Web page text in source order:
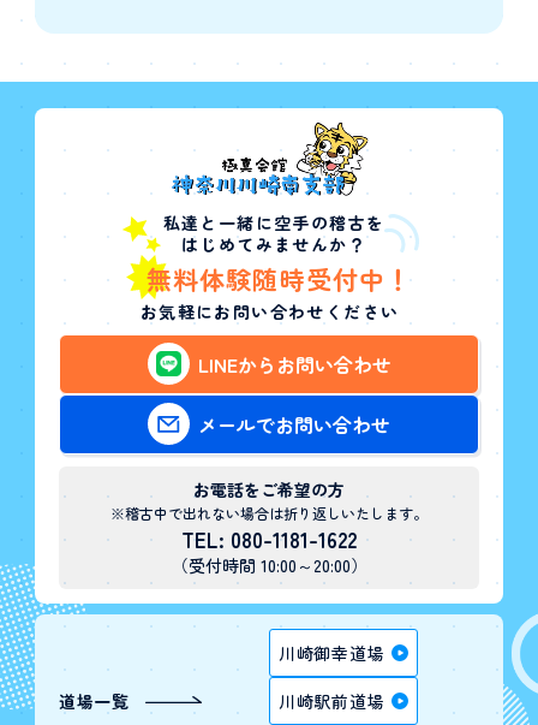
私達と一緒に空手の稽古を
はじめてみませんか？
無料体験随時受付中！
お気軽にお問い合わせください
LINEからお問い合わせ
メールでお問い合わせ
お電話をご希望の方
※稽古中で出れない場合は折り返しいたします。
TEL: 080-1181-1622
（受付時間 10:00～20:00）
道場一覧
川崎御幸道場
川崎駅前道場